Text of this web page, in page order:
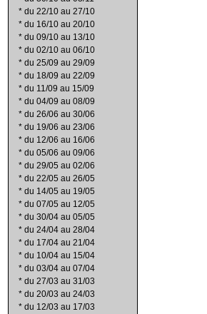
* du 22/10 au 27/10
* du 16/10 au 20/10
* du 09/10 au 13/10
* du 02/10 au 06/10
* du 25/09 au 29/09
* du 18/09 au 22/09
* du 11/09 au 15/09
* du 04/09 au 08/09
* du 26/06 au 30/06
* du 19/06 au 23/06
* du 12/06 au 16/06
* du 05/06 au 09/06
* du 29/05 au 02/06
* du 22/05 au 26/05
* du 14/05 au 19/05
* du 07/05 au 12/05
* du 30/04 au 05/05
* du 24/04 au 28/04
* du 17/04 au 21/04
* du 10/04 au 15/04
* du 03/04 au 07/04
* du 27/03 au 31/03
* du 20/03 au 24/03
* du 12/03 au 17/03